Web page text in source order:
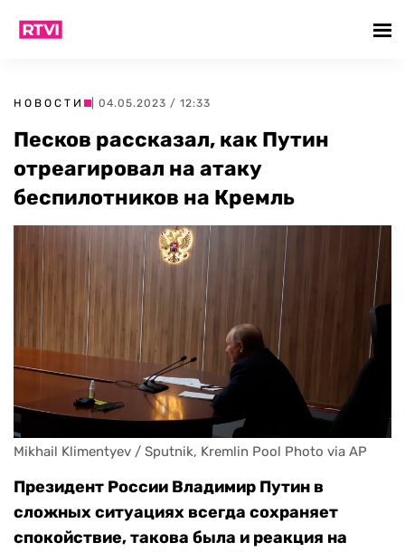
НОВОСТИ | 04.05.2023 / 12:33
Песков рассказал, как Путин
отреагировал на атаку
беспилотников на Кремль
Mikhail Klimentyev / Sputnik, Kremlin Pool Photo via AP
Президент России Владимир Путин в
сложных ситуациях всегда сохраняет
спокойствие, такова была и реакция на